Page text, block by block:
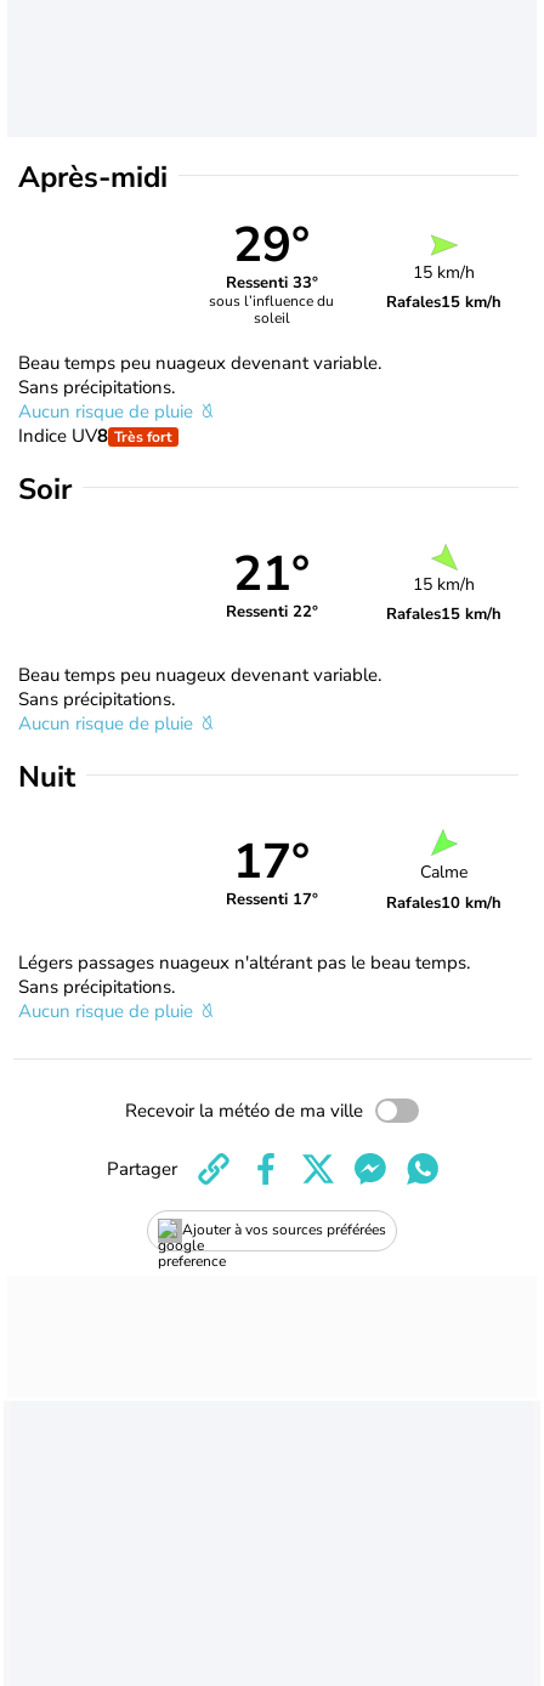
Après-midi
29°
Ressenti 33°
sous l’influence du
soleil
15 km/h
Rafales15 km/h
Beau temps peu nuageux devenant variable.
Sans précipitations.
Aucun risque de pluie
Indice UV8 Très fort
Soir
21°
Ressenti 22°
15 km/h
Rafales15 km/h
Beau temps peu nuageux devenant variable.
Sans précipitations.
Aucun risque de pluie
Nuit
17°
Ressenti 17°
Calme
Rafales10 km/h
Légers passages nuageux n'altérant pas le beau temps.
Sans précipitations.
Aucun risque de pluie
Recevoir la météo de ma ville
Ajouter à vos sources préférées
Partager